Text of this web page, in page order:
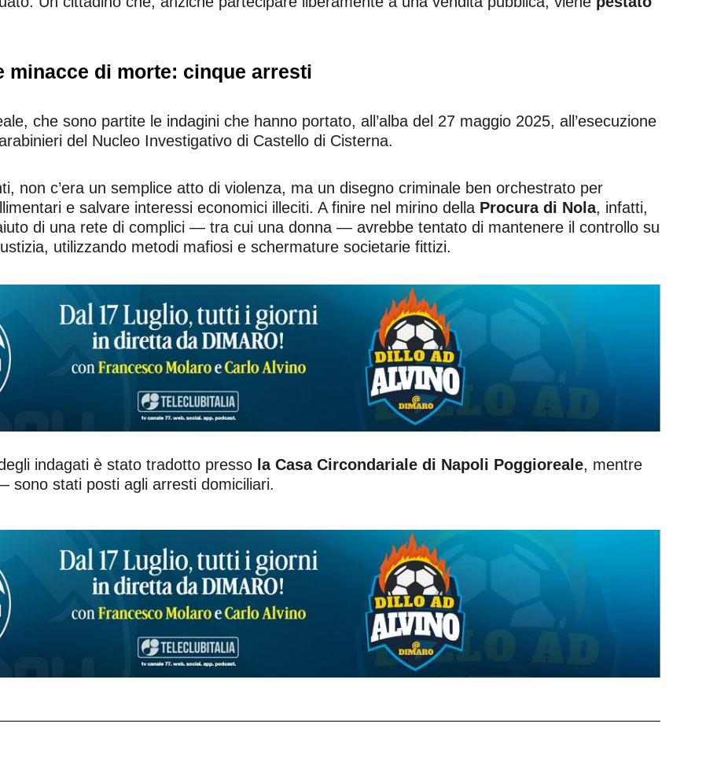
minacce di morte: cinque arresti
che sono partite le indagini che hanno portato, all’alba del 27 maggio 2025, all’esecuzione
del Nucleo Investigativo di Castello di Cisterna.
non c’era un semplice atto di violenza, ma un disegno criminale ben orchestrato per
e salvare interessi economici illeciti. A finire nel mirino della Procura di Nola, infatti,
di una rete di complici — tra cui una donna — avrebbe tentato di mantenere il controllo su
utilizzando metodi mafiosi e schermature societarie fittizi.
indagati è stato tradotto presso la Casa Circondariale di Napoli Poggioreale, mentre
stati posti agli arresti domiciliari.